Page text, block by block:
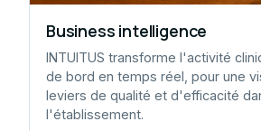
Business intelligence
INTUITUS transforme l'activité
de bord en temps réel, pour une
leviers de qualité et d'efficacité
l'établissement.